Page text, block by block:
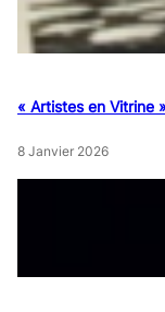
« Artistes en Vitrine
8 Janvier 2026